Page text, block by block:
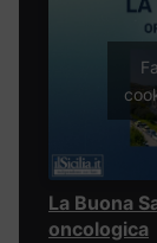
La Buona
oncologica